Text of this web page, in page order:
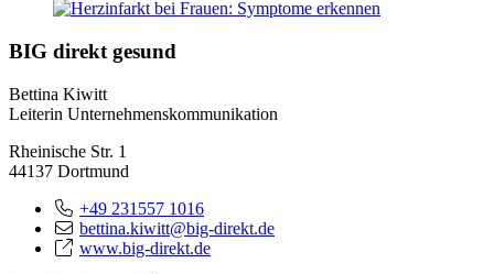
BIG direkt gesund
Bettina Kiwitt
Leiterin Unternehmenskommunikation
Rheinische Str. 1
44137 Dortmund
+49 231557 1016
bettina.kiwitt@big-direkt.de
www.big-direkt.de